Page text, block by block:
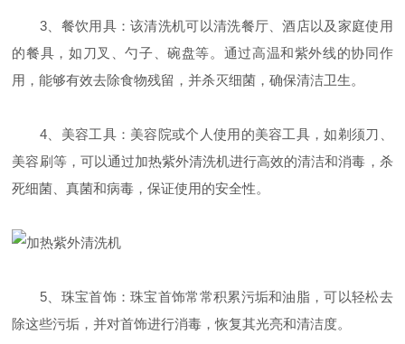
3、餐饮用具：该清洗机可以清洗餐厅、酒店以及家庭使用
的餐具，如刀叉、勺子、碗盘等。通过高温和紫外线的协同作
用，能够有效去除食物残留，并杀灭细菌，确保清洁卫生。
4、美容工具：美容院或个人使用的美容工具，如剃须刀、
美容刷等，可以通过加热紫外清洗机进行高效的清洁和消毒，杀
死细菌、真菌和病毒，保证使用的安全性。
5、珠宝首饰：珠宝首饰常常积累污垢和油脂，可以轻松去
除这些污垢，并对首饰进行消毒，恢复其光亮和清洁度。